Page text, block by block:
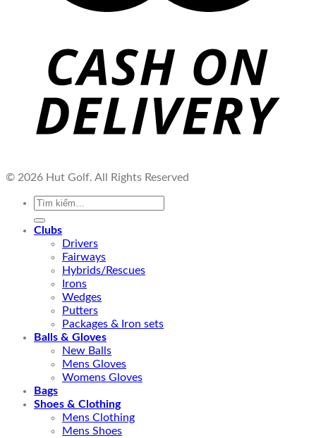
© 2026 Hut Golf. All Rights Reserved
Tìm
Clubs
Drivers
Fairways
Hybrids/Rescues
Irons
Wedges
Putters
Packages & Iron sets
Balls & Gloves
New Balls
Mens Gloves
Womens Gloves
Bags
Shoes & Clothing
Mens Clothing
Mens Shoes